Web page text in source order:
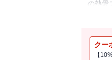
の熱
へ！
クー
【